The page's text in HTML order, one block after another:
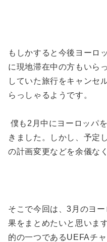
もしかすると今後ヨーロ
に現地滞在中の方もいら
していた旅行をキャンセ
らっしゃるようです。
僕も2月中にヨーロッパ
きました。しかし、予定
の計画変更などを余儀な
そこで今回は、3月のヨ
果をまとめたいと思いま
的の一つであるUEFAチ